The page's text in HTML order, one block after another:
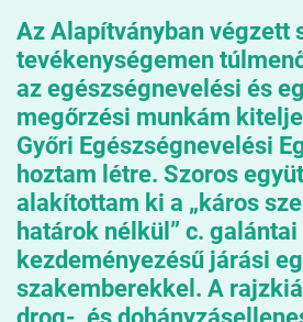
Az Alapítványban végzett
tevékenységemen
az egészségnevelési és
megőrzési munkám
Győri Egészségnevelési
hoztam létre. Szoros
alakítottam ki a „káros
határok nélkül” c. galántai
kezdeményezésű járási
szakemberekkel. A